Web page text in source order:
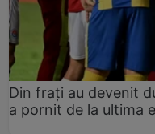
Din frați au devenit
a pornit de la ultima